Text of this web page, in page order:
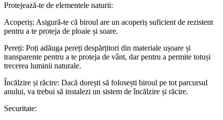
Protejează-te de elementele naturii:
Acoperiș: Asigură-te că biroul are un acoperiș suficient de rezistent
pentru a te proteja de ploaie și soare.
Pereți: Poți adăuga pereți despărțitori din materiale ușoare și
transparente pentru a te proteja de vânt, dar pentru a permite totuși
trecerea luminii naturale.
Încălzire și răcire: Dacă dorești să folosești biroul pe tot parcursul
anului, va trebui să instalezi un sistem de încălzire și răcire.
Securitate: